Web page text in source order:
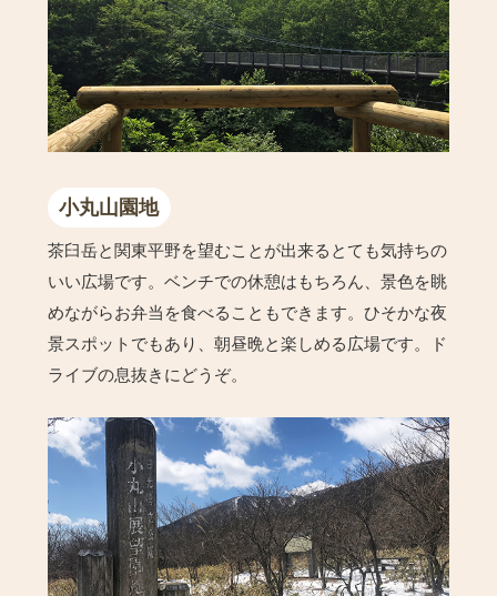
小丸山園地
茶臼岳と関東平野を望むことが出来るとても気持ちの
いい広場です。ベンチでの休憩はもちろん、景色を眺
めながらお弁当を食べることもできます。ひそかな夜
景スポットでもあり、朝昼晩と楽しめる広場です。ド
ライブの息抜きにどうぞ。